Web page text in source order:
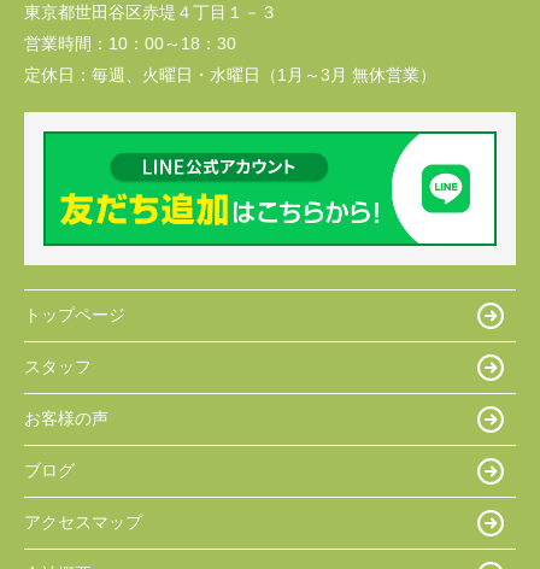
東京都世田谷区赤堤４丁目１－３
営業時間： 10：00～18：30
定休日： 毎週、火曜日・水曜日（1月～3月 無休営業）
トップページ
スタッフ
お客様の声
ブログ
アクセスマップ